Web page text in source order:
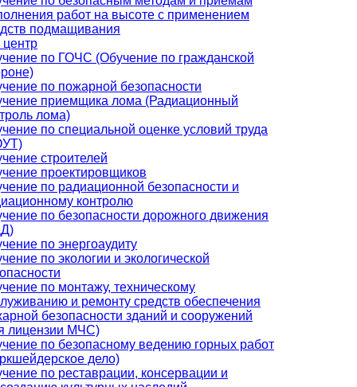
работ на высоте с применением
подмащивания
по ГОЧС (Обучение по гражданской
по пожарной безопасности
приемщика лома (Радиационный
лома)
по специальной оценке условий труда
строителей
проектировщиков
по радиационной безопасности и
контролю
по безопасности дорожного движения
по энергоаудиту
по экологии и экологической
по монтажу, техническому
и ремонту средств обеспечения
безопасности зданий и сооружений
лицензии МЧС)
по безопасному ведению горных работ
дело)
по реставрации, консервации и